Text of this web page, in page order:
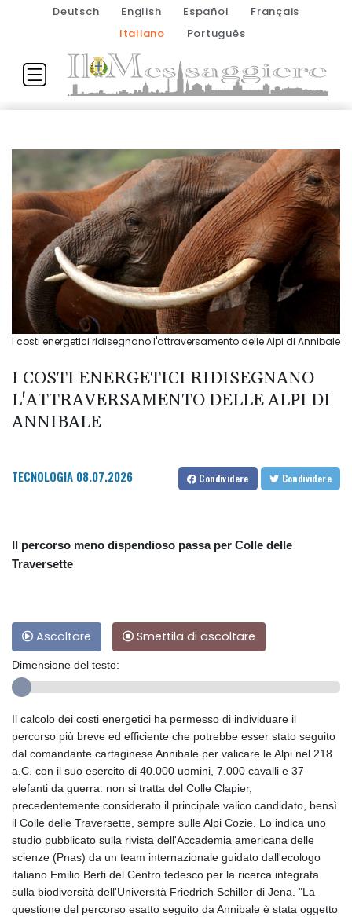
Deutsch English Español
Français
Italiano
Português
I costi energetici ridisegnano l'attraversamento delle Alpi di Annibale
I COSTI ENERGETICI RIDISEGNANO
L'ATTRAVERSAMENTO DELLE ALPI DI
ANNIBALE
TECNOLOGIA 08.07.2026 Condividere Condividere
Il percorso meno dispendioso passa per Colle delle
Traversette
Ascoltare Smettila di ascoltare
Dimensione del testo:
Il calcolo dei costi energetici ha permesso di individuare il
percorso più breve ed efficiente che potrebbe esser stato seguito
dal comandante cartaginese Annibale per valicare le Alpi nel 218
a.C. con il suo esercito di 40.000 uomini, 7.000 cavalli e 37
elefanti da guerra: non si tratta del Colle Clapier,
precedentemente considerato il principale valico candidato, bensì
il Colle delle Traversette, sempre sulle Alpi Cozie. Lo indica uno
studio pubblicato sulla rivista dell'Accademia americana delle
scienze (Pnas) da un team internazionale guidato dall'ecologo
italiano Emilio Berti del Centro tedesco per la ricerca integrata
sulla biodiversità dell'Università Friedrich Schiller di Jena. "La
questione del percorso esatto seguito da Annibale è stata oggetto